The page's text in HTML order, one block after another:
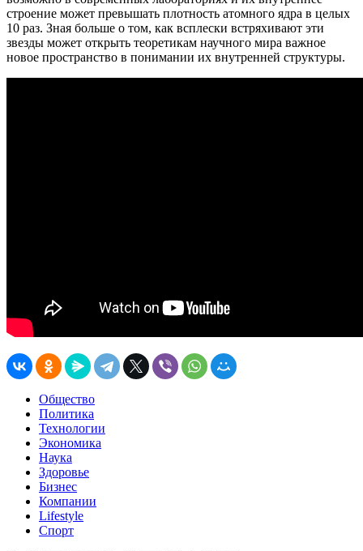
строение может превышать плотность атомного ядра в целых
10 раз. Зная больше о том, как всплески встряхивают эти
звезды может открыть теоретикам научного мира важное
новое пространство в понимании их внутренней структуры.
Общество
Политика
Технологии
Экономика
Наука
Здоровье
Бизнес
Компании
Lifestyle
Спорт